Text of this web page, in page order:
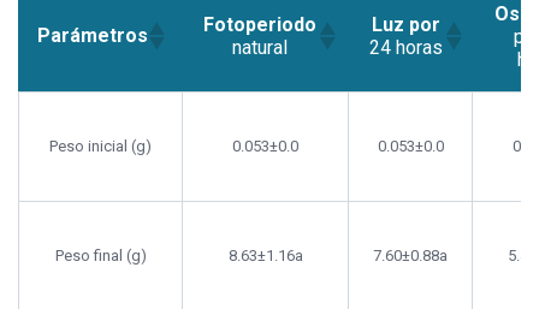
Parámetros
Fotoperiodo
natural
Luz por
24 horas
Peso inicial (g) 0.053±0.0 0.053±0.0
Peso final (g) 8.63±1.16a 7.60±0.88a